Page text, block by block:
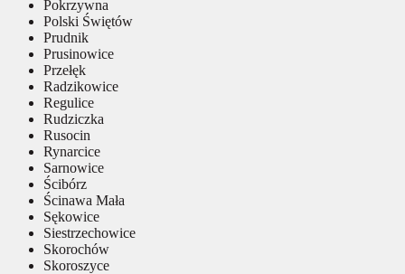
Pokrzywna
Polski Świętów
Prudnik
Prusinowice
Przełęk
Radzikowice
Regulice
Rudziczka
Rusocin
Rynarcice
Sarnowice
Ścibórz
Ścinawa Mała
Sękowice
Siestrzechowice
Skorochów
Skoroszyce